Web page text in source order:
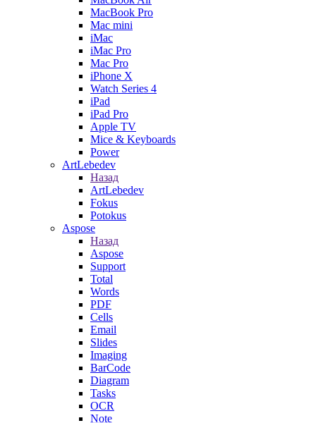
MacBook Pro
Mac mini
iMac
iMac Pro
Mac Pro
iPhone X
Watch Series 4
iPad
iPad Pro
Apple TV
Mice & Keyboards
Power
ArtLebedev
Назад
ArtLebedev
Fokus
Potokus
Aspose
Назад
Aspose
Support
Total
Words
PDF
Cells
Email
Slides
Imaging
BarCode
Diagram
Tasks
OCR
Note